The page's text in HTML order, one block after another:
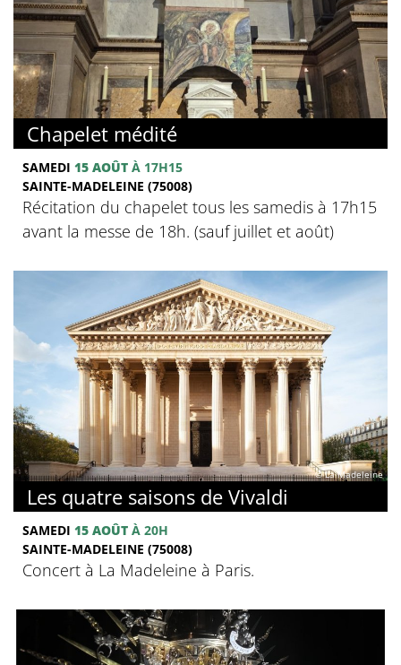
Chapelet médité
SAMEDI 15 AOÛT À 17H15
SAINTE-MADELEINE (75008)
Récitation du chapelet tous les samedis à 17h15
avant la messe de 18h. (sauf juillet et août)
© La Madeleine
Les quatre saisons de Vivaldi
SAMEDI 15 AOÛT À 20H
SAINTE-MADELEINE (75008)
Concert à La Madeleine à Paris.